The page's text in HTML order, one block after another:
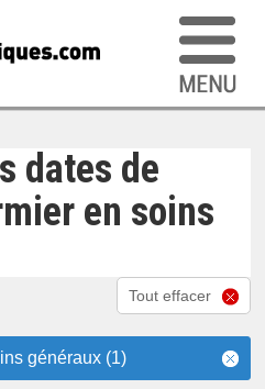
dates de
en soins
Tout effacer
généraux (1)